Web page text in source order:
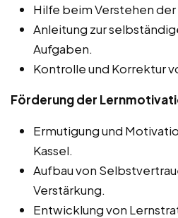
Hilfe beim Verstehen
Anleitung zur
Aufgaben.
Kontrolle und Korrektur
Förderung der
Ermutigung und
Kassel.
Aufbau von
Verstärkung.
Entwicklung von